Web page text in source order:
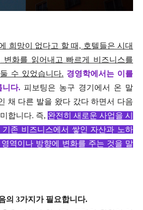
희망이 없다고 할 때, 호텔들은 시대
화를 읽어내고 빠르게 비즈니스를
수 있었습니다. 경영학에서는 이를
니다. 피보팅은 농구 경기에서 온 말
채 다른 발을 왔다 갔다 하면서 다음
합니다. 즉, 완전히 새로운 사업을 시
존 비즈니스에서 쌓인 자산과 노하
역이나 방향에 변화를 주는 것을 말
의 3가지가 필요합니다.